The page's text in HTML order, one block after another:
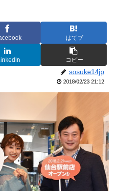
はてブ
コピー
sosuke14jp
2018/02/23 21:12